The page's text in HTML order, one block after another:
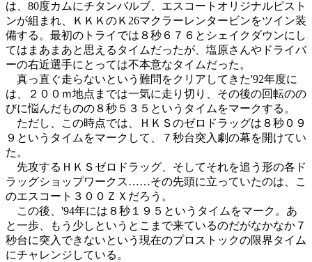
は、80度カムにチタンバルブ、エスコートオリジナルピスト
ンが組まれ、ＫＫＫのＫ26マクラーレンタービンをツイン装
備する。最初のトライでは８秒６７６とシェイクダウンにし
てはまあまあと思えるタイムだったが、塩原さんやドライバ
ーの右近選手にとっては不本意なタイムだった。
真っ直ぐ走らないという難問をクリアしてきた'92年度に
は、２００ｍ地点までは一気に走り切り、その後の回転のの
びに悩んだものの８秒５３５というタイムをマークする。
ただし、この時点では、ＨＫＳのゼロドラッグは８秒０９
９というタイムをマークして、７秒台突入劇の幕を開けてい
た。
先攻するＨＫＳゼロドラッグ、そしてそれを追う形の各ド
ラッグショップワークス……その先頭に立っていたのは、こ
のエスコート３００ＺＸだろう。
この後、'94年には８秒１９５というタイムをマーク。あ
と一歩、もう少しというとこまで来ているのだがなかなか７
秒台に突入できないという現在のプロストックの限界タイム
にチャレンジしている。